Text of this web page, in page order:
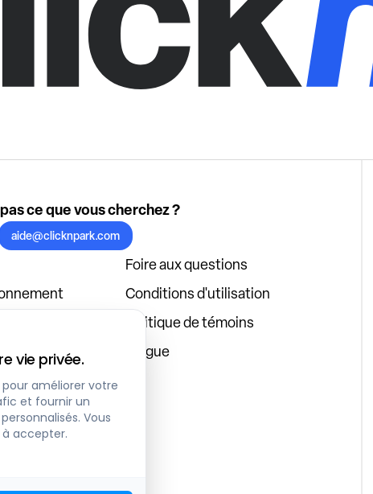
ce que vous cherchez ?
aide@clicknpark.com
Foire aux questions
Conditions d'utilisation
Politique de témoins
Blogue
de bord
vie privée.
pour améliorer votre
et fournir un
Vous
à accepter.